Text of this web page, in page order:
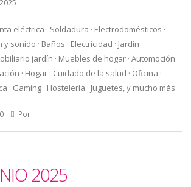
eléctrica · Soldadura · Electrodomésticos ·
sonido · Baños · Electricidad · Jardín ·
jardín · Muebles de hogar · Automoción ·
· Hogar · Cuidado de la salud · Oficina ·
· Gaming · Hostelería · Juguetes, y mucho más.
Por
2025